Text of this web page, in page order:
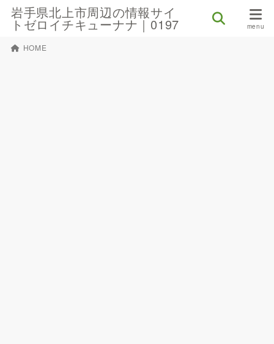
岩手県北上市周辺の情報サイ
トゼロイチキューナナ｜0197
HOME